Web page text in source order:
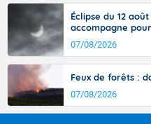
Éclipse du 12
accompagne
07/08/2026
Feux de forêts :
07/08/2026